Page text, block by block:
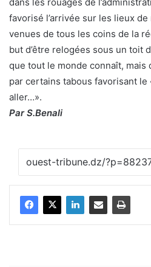
favorisé l’arrivée sur les lieux
venues de tous les coins de la
but d’être relogées sous un toit
que tout le monde connaît, mais
par certains tabous favorisant
aller…».
Par S.Benali